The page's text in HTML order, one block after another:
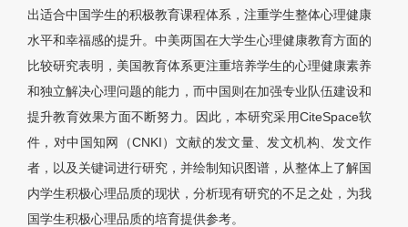
出适合中国学生的积极教育课程体系，注重学生整体心理健康
水平和幸福感的提升。中美两国在大学生心理健康教育方面的
比较研究表明，美国教育体系更注重培养学生的心理健康素养
和独立解决心理问题的能力，而中国则在加强专业队伍建设和
提升教育效果方面不断努力。因此，本研究采用CiteSpace软
件，对中国知网（CNKI）文献的发文量、发文机构、发文作
者，以及关键词进行研究，并绘制知识图谱，从整体上了解国
内学生积极心理品质的现状，分析现有研究的不足之处，为我
国学生积极心理品质的培育提供参考。